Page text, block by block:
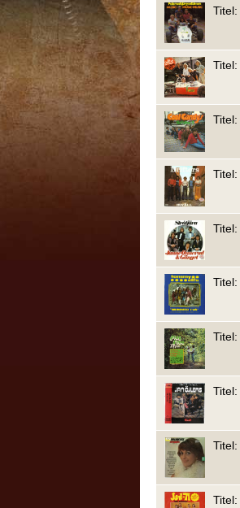
Titel:
Titel:
Titel:
Titel:
Titel:
Titel:
Titel:
Titel:
Titel:
Titel: